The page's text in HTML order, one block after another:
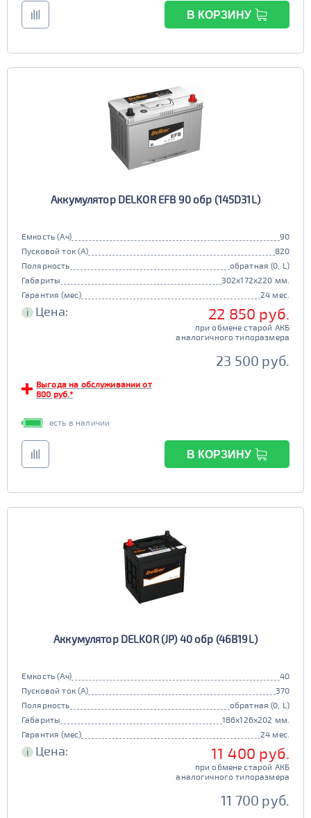
В КОРЗИНУ
Аккумулятор DELKOR EFB 90 обр (145D31L)
Емкость (Ач)
90
Пусковой ток (А)
820
Полярность
обратная (0, L)
Габариты
302x172x220 мм.
Гарантия (мес)
24 мес.
i Цена: 22 850 руб.
при обмене старой АКБ
аналогичного типоразмера
23 500 руб.
Выгода на обслуживании от
800 руб.*
есть в наличии
В КОРЗИНУ
Аккумулятор DELKOR (JP) 40 обр (46B19L)
Емкость (Ач)
40
Пусковой ток (А)
370
Полярность
обратная (0, L)
Габариты
186x126x202 мм.
Гарантия (мес)
24 мес.
i Цена: 11 400 руб.
при обмене старой АКБ
аналогичного типоразмера
11 700 руб.